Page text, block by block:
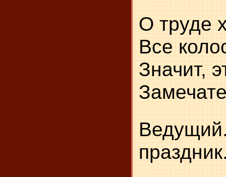
О труде
Все
Значит,